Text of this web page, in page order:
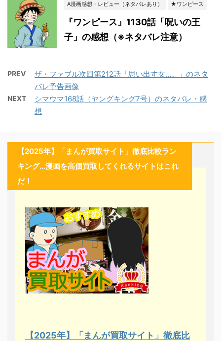
A漫画感想・レビュー（ネタバレあり） ★ワンピース
『ワンピース』1130話「呪いの王
子」の感想（※ネタバレ注意）
PREV
ザ・ファブル次回第212話「思い出す女…。」のネタ
バレ予告画像
NEXT
シマウマ168話（ヤングキング7号）のネタバレ・感
想
【2025年】「まんが買取サイト」徹底比較ラン
キング…漫画を高価買取してくれるサイトはこれ
だ！
【2025年】「まんが買取サイト」徹底比